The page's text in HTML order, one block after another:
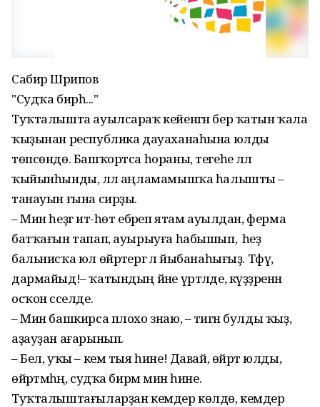
Сабир Шәрипов
"Судҡа бирһә..."
Туҡталышта ауылсараҡ кейенгән бер ҡатын ҡала
ҡыҙынан республика дауаханаһына юлды
төпсөндө. Башҡортса һораны, тегеһе әллә
ҡыйынһынды, әллә аңламамышҡа һалышты –
танауын ғына сирҙы.
– Мин һеҙгә ит-һөт ебәреп ятам ауылдан, ферма
батҡағын тапап, ауырыуға һабышып, ә һеҙ
бальнисҡа юл өйрәтергә лә йыбанаһығыҙ. Тфү,
дармайыд!– ҡатындың йәне үртәлде, күҙҙәренән
осҡон сәселде.
– Мин башкирса плохо знаю, – тигән булды ҡыҙ,
аҙауҙан ағарынып.
– Бел, уҡы – кем тыя һине! Давай, өйрәт юлды,
өйрәтмәһәң, судҡа бирәм мин һине.
Туҡталыштағыларҙан кемдер көлдө, кемдер